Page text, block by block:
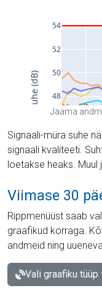
Jaama
Signaali-müra suhe
signaali kvaliteeti.
loetakse heaks. Muul
Viimase 30
Rippmenüüst saab
graafikud korraga.
andmeid ning
Vali graafiku tüüp